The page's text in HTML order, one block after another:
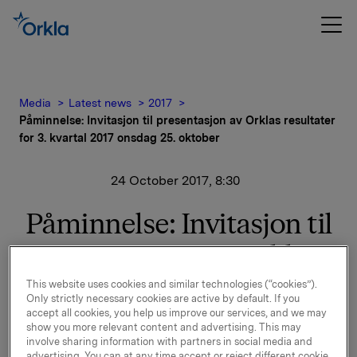
Media Latest news
2017
Påminnelse: Invitasjon til presentasjon av Orklas resultater
for 3. kvartal 2017 onsdag 25. oktober
24 October 2017, 8:30
Påminnelse: Invitasjon til
presentasjon av Orklas
resultater for 3. kvartal
2017 onsdag 25. oktober
This website uses cookies and similar technologies (“cookies”).
Only strictly necessary cookies are active by default. If you
accept all cookies, you help us improve our services, and we may
show you more relevant content and advertising. This may
involve sharing information with partners in social media and